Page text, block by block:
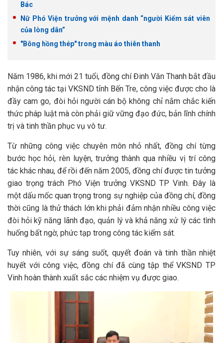
Bác
Nữ Phó Viện trưởng với mệnh danh “người Kiểm sát viên
của lòng dân”
"Bông hồng thép" trong màu áo thiên thanh
Năm 1986, khi mới 21 tuổi, đồng chí Đinh Văn Thanh bắt đầu
nhận công tác tại VKSND tỉnh Bến Tre, công việc được cho là
đầy cam go, đòi hỏi người cán bộ không chỉ nắm chắc kiến
thức pháp luật mà còn phải giữ vững đạo đức, bản lĩnh chính
trị và tinh thần phục vụ vô tư.
Từ những công việc chuyên môn nhỏ nhất, đồng chí từng
bước học hỏi, rèn luyện, trưởng thành qua nhiều vị trí công
tác khác nhau, để rồi đến năm 2005, đồng chí được tin tưởng
giao trọng trách Phó Viện trưởng VKSND TP Vinh. Đây là
một dấu mốc quan trọng trong sự nghiệp của đồng chí, đồng
thời cũng là thử thách lớn khi phải đảm nhận nhiều công việc
đòi hỏi kỹ năng lãnh đạo, quản lý và khả năng xử lý các tình
huống bất ngờ, phức tạp trong công tác kiểm sát.
Tuy nhiên, với sự sáng suốt, quyết đoán và tinh thần nhiệt
huyết với công việc, đồng chí đã cùng tập thể VKSND TP
Vinh hoàn thành xuất sắc các nhiệm vụ được giao.